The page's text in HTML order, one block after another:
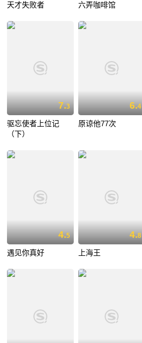
天才失败者 六弄咖啡馆
7.3
驱忘使者上位记
（下）
6.4
原谅他77次
4.5
遇见你真好
4.8
上海王